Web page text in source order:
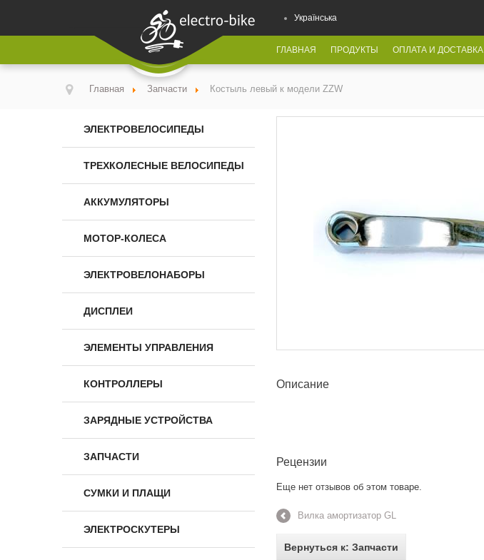
Українська
ГЛАВНАЯ ПРОДУКТЫ ОПЛАТА И ДОСТАВКА
Главная Запчасти Костыль левый к модели ZZW
ЭЛЕКТРОВЕЛОСИПЕДЫ
ТРЕХКОЛЕСНЫЕ ВЕЛОСИПЕДЫ
АККУМУЛЯТОРЫ
МОТОР-КОЛЕСА
ЭЛЕКТРОВЕЛОНАБОРЫ
ДИСПЛЕИ
ЭЛЕМЕНТЫ УПРАВЛЕНИЯ
КОНТРОЛЛЕРЫ
ЗАРЯДНЫЕ УСТРОЙСТВА
ЗАПЧАСТИ
СУМКИ И ПЛАЩИ
ЭЛЕКТРОСКУТЕРЫ
Описание
Рецензии
Еще нет отзывов об этом товаре.
Вилка амортизатор GL
Вернуться к: Запчасти